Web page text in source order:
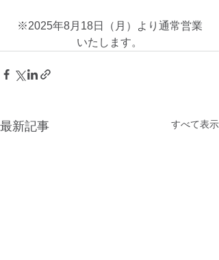
※2025年8月18日（月）より通常営業
いたします。
最新記事 すべて表示